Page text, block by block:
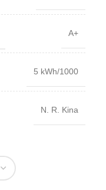
A+
5 kWh/1000
N. R. Kina